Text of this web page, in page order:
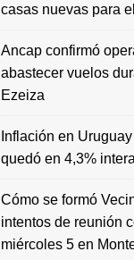
casas nuevas para
Ancap confirmó
abastecer vuelos
Ezeiza
Inflación en
quedó en 4,3%
Cómo se formó
intentos de reunión
miércoles 5 en